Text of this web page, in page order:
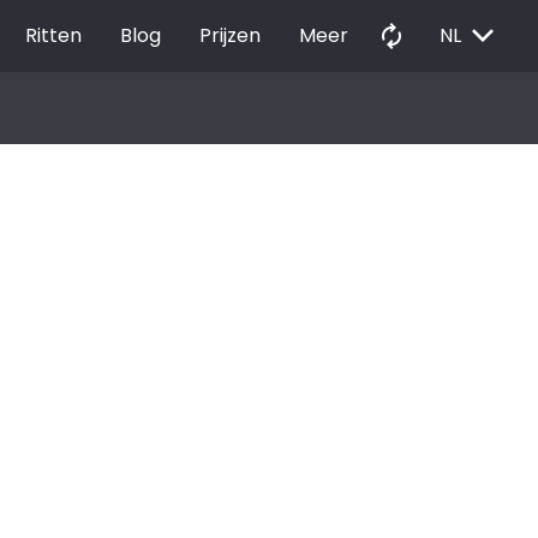
Ritten Blog Prijzen Meer autorenew NL EXPAND_MORE